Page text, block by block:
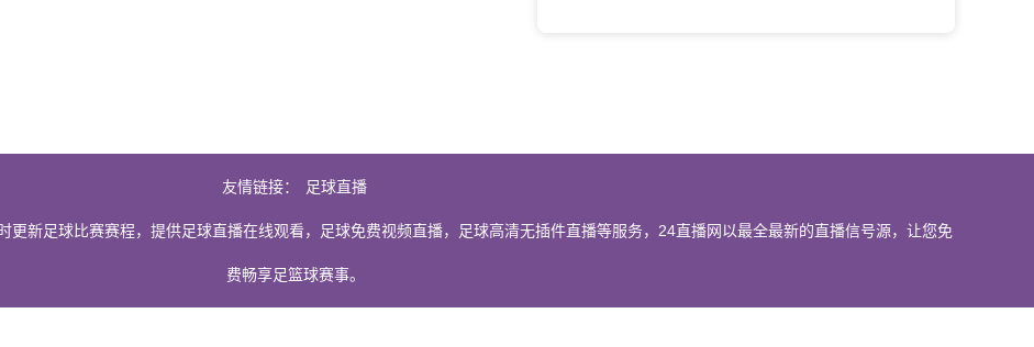
友情链接： 足球直播
更新足球比赛赛程，提供足球直播在线观看，足球免费视频直播，足球高清无插件直播等服务，24直播网以最全最新的直播信号源，让您免
费畅享足篮球赛事。